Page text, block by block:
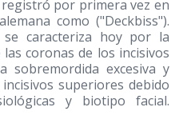
por primera vez en
como ("Deckbiss").
caracteriza hoy por la
coronas de los incisivos
sobremordida excesiva y
superiores debido
y biotipo facial.